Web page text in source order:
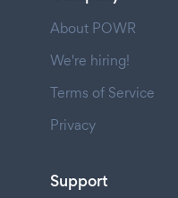
About POWR
We're hiring!
Terms of Service
Privacy
Support